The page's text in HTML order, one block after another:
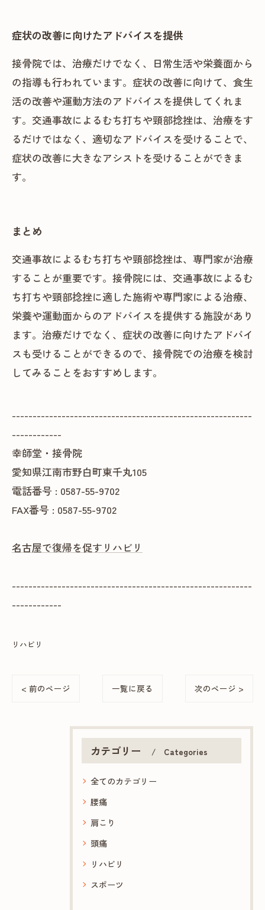
症状の改善に向けたアドバイスを提供
接骨院では、治療だけでなく、日常生活や栄養面から
の指導も行われています。症状の改善に向けて、食生
活の改善や運動方法のアドバイスを提供してくれま
す。交通事故によるむち打ちや頸部捻挫は、治療をす
るだけではなく、適切なアドバイスを受けることで、
症状の改善に大きなアシストを受けることができま
す。
まとめ
交通事故によるむち打ちや頸部捻挫は、専門家が治療
することが重要です。接骨院には、交通事故によるむ
ち打ちや頸部捻挫に適した施術や専門家による治療、
栄養や運動面からのアドバイスを提供する施設があり
ます。治療だけでなく、症状の改善に向けたアドバイ
スも受けることができるので、接骨院での治療を検討
してみることをおすすめします。
----------------------------------------------------------
------------
幸師堂・接骨院
愛知県江南市野白町東千丸105
電話番号 : 0587-55-9702
FAX番号 : 0587-55-9702
名古屋で復帰を促すリハビリ
----------------------------------------------------------
------------
リハビリ
< 前のページ 一覧に戻る 次のページ >
カテゴリー Categories
全てのカテゴリー
腰痛
肩こり
頭痛
リハビリ
スポーツ